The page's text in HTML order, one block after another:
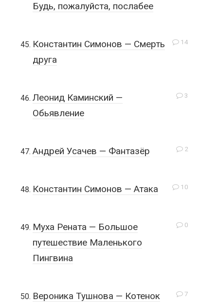
Будь, пожалуйста, послабее
14
Константин Симонов — Смерть
друга
3
Леонид Каминский —
Обьявление
2
Андрей Усачев — Фантазёр
10
Константин Симонов — Атака
0
Муха Рената — Большое
путешествие Маленького
Пингвина
7
Вероника Тушнова — Котенок